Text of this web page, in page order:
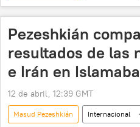
📰 Escalada entre EEUU, Israel e Irán
Pezeshkián
resultados de las
e Irán en
12 de abril, 12:39 GMT
Masud Pezeshkián Internacional